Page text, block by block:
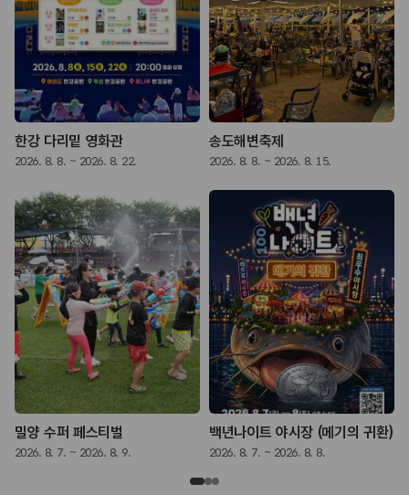
한강 다리밑 영화관
2026. 8. 8. ~ 2026. 8. 22.
송도해변축제
2026. 8. 8. ~ 2026. 8. 15.
밀양 수퍼 페스티벌
2026. 8. 7. ~ 2026. 8. 9.
백년나이트 야시장 (메기의 귀환)
2026. 8. 7. ~ 2026. 8. 8.